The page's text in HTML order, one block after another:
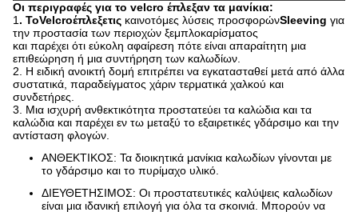
Οι περιγραφές για το velcro έπλεξαν τα μανίκια:
1 . ΤοVelcroέπλεξετις καινοτόμες λύσεις προσφορώνSleeving για
την προστασία των περιοχών ξεμπλοκαρίσματος
και παρέχει ότι εύκολη αφαίρεση πότε είναι απαραίτητη μια
επιθεώρηση ή μια συντήρηση των καλωδίων.
2. Η ειδική ανοικτή δομή επιτρέπει να εγκατασταθεί μετά από άλλα
συστατικά, παραδείγματος χάριν τερματικά χαλκού και
συνδετήρες.
3. Μια ισχυρή ανθεκτικότητα προστατεύει τα καλώδια και τα
καλώδια και παρέχει εν τω μεταξύ το εξαιρετικές γδάρσιμο και την
αντίσταση φλογών.
ΑΝΘΕΚΤΙΚΟΣ: Τα διοικητικά μανίκια καλωδίων γίνονται με
το γδάρσιμο και το πυρίμαχο υλικό.
ΔΙΕΥΘΕΤΗΣΙΜΟΣ: Οι προστατευτικές καλύψεις καλωδίων
είναι μια ιδανική επιλογή για όλα τα σκοινιά. Μπορούν να